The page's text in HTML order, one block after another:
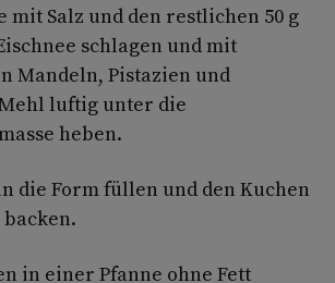
mit Salz und den restlichen 50 g
schlagen und mit
Mandeln, Pistazien und
luftig unter die
heben.
die Form füllen und den Kuchen
in einer Pfanne ohne Fett